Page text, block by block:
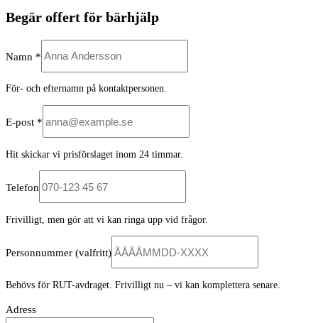
Begär offert för bärhjälp
Namn *
För- och efternamn på kontaktpersonen.
E-post *
Hit skickar vi prisförslaget inom 24 timmar.
Telefon
Frivilligt, men gör att vi kan ringa upp vid frågor.
Personnummer (valfritt)
Behövs för RUT-avdraget. Frivilligt nu – vi kan komplettera senare.
Adress